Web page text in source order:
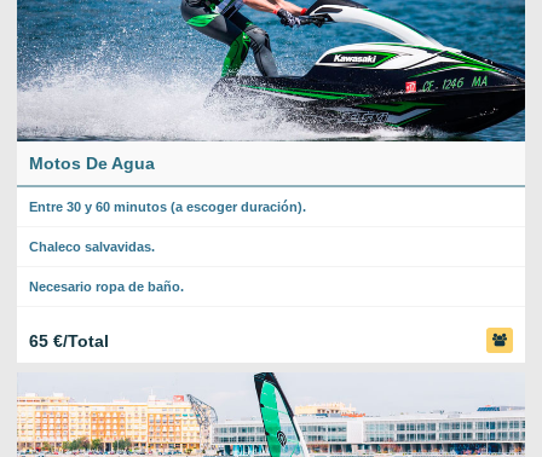
Motos De Agua
Entre 30 y 60 minutos (a escoger duración).
Chaleco salvavidas.
Necesario ropa de baño.
65 €/Total